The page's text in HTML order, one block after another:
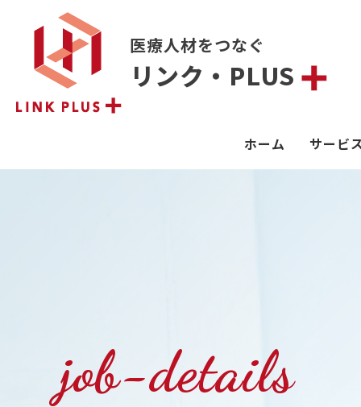
医療人材をつなぐ
リンク・PLUS
ホーム サービ
job-details